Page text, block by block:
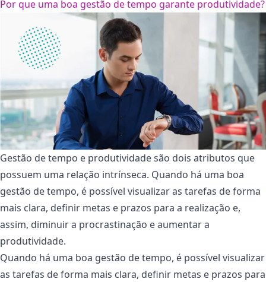
Por que uma boa gestão de tempo garante produtividade?
Gestão de tempo e produtividade são dois atributos que
possuem uma relação intrínseca. Quando há uma boa
gestão de tempo, é possível visualizar as tarefas de forma
mais clara, definir metas e prazos para a realização e,
assim, diminuir a procrastinação e aumentar a
produtividade.
Quando há uma boa gestão de tempo, é possível visualizar
as tarefas de forma mais clara, definir metas e prazos para